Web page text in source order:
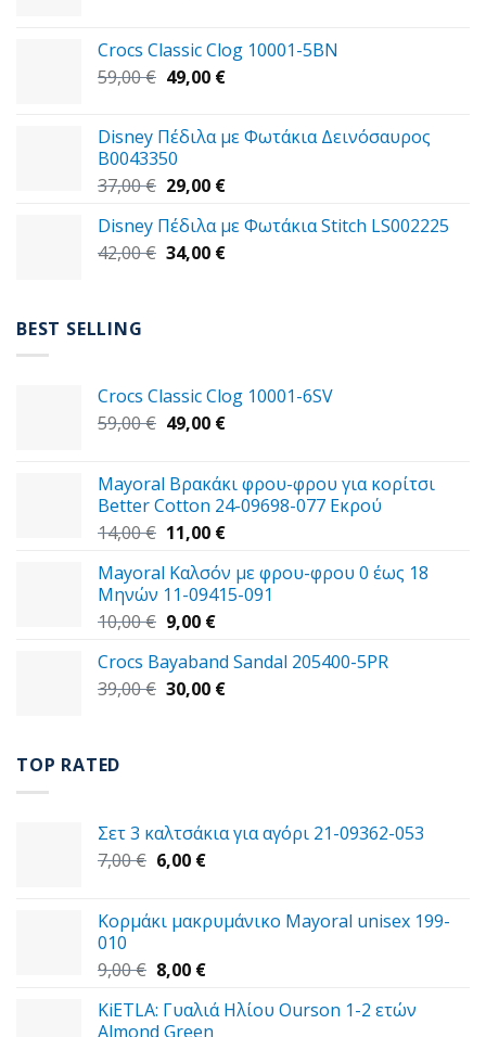
45,00 €.είναι:
39,00 €.
Crocs Classic Clog 10001-5BN
59,00€ Original
59,00 €.
49,00 €Η
είναι:
Disney Πέδιλα με Φωτάκια Δεινόσαυρος
B0043350
37,00€ Original
was:
37,00 €.
29,00 €Η
τιμή
είναι:
Disney Πέδιλα με Φωτάκια Stitch LS002225
42,00€ Original
34,00 €Η
BEST SELLING
Crocs Classic Clog 10001-6SV
59,00€ Original
59,00 €.
49,00 €Η
είναι:
49,00 €.
Mayoral Βρακάκι φρου-φρου για κορίτσι
Better Cotton 24-09698-077 Εκρού
14,00€ Original
was:
14,00 €.
11,00 €Η
τιμή
είναι:
Mayoral Καλσόν με φρου-φρου 0 έως 18
Μηνών 11-09415-091
10,00€ Original
was:
10,00 €.
9,00 €Η
τιμή
είναι:
Crocs Bayaband Sandal 205400-5PR
39,00€ Original
30,00 €Η
TOP RATED
Σετ 3 καλτσάκια για αγόρι 21-09362-053
7,00€ Original
7,00 €.
6,00 €Η
είναι:
Κορμάκι μακρυμάνικο Mayoral unisex 199-
010
9,00€ Original
was:
8,00 €Η
τιμή
KiETLA: Γυαλιά Ηλίου Ourson 1-2 ετών
Almond Green